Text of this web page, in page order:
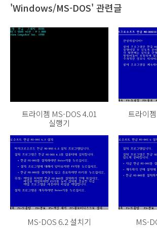
'Windows/MS-DOS' 관련글
트라이젬 MS-DOS 4.01
실행기
트라이
MS-DOS 6.2 설치기 MS-